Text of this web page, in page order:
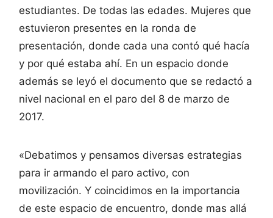
estudiantes. De todas las edades. Mujeres que
estuvieron presentes en la ronda de
presentación, donde cada una contó qué hacía
y por qué estaba ahí. En un espacio donde
además se leyó el documento que se redactó a
nivel nacional en el paro del 8 de marzo de
2017.
«Debatimos y pensamos diversas estrategias
para ir armando el paro activo, con
movilización. Y coincidimos en la importancia
de este espacio de encuentro, donde mas allá